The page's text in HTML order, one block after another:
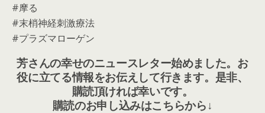
#摩る
#末梢神経刺激療法
#プラズマローゲン
芳さんの幸せのニュースレター始めました。お
役に立てる情報をお伝えして行きます。是非、
購読頂ければ幸いです。
購読のお申し込みはこちらから↓